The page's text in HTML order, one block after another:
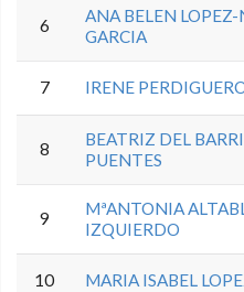
6
ANA BELEN LOPEZ-
GARCIA
7 IRENE
8
BEATRIZ DEL
PUENTES
9
MªANTONIA
IZQUIERDO
10 MARIA ISABEL